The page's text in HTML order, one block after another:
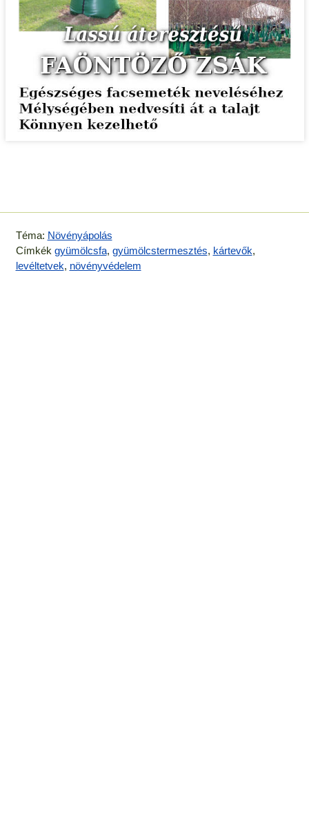
Téma: Növényápolás
Címkék gyümölcsfa, gyümölcstermesztés, kártevők,
levéltetvek, növényvédelem